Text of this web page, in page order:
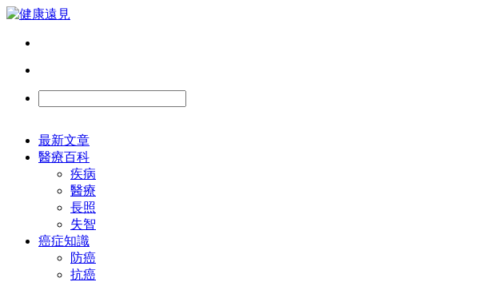
最新文章
醫療百科
疾病
醫療
長照
失智
癌症知識
防癌
抗癌